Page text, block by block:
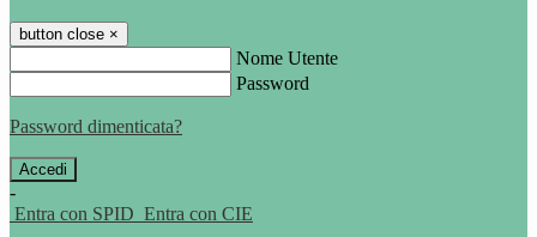
button close ×
Nome Utente
Password
Password dimenticata?
-
Entra con SPID Entra con CIE